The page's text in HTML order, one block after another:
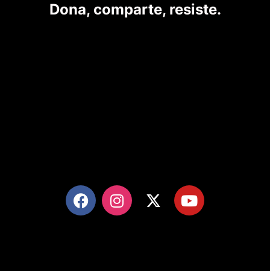
Dona, comparte, resiste.